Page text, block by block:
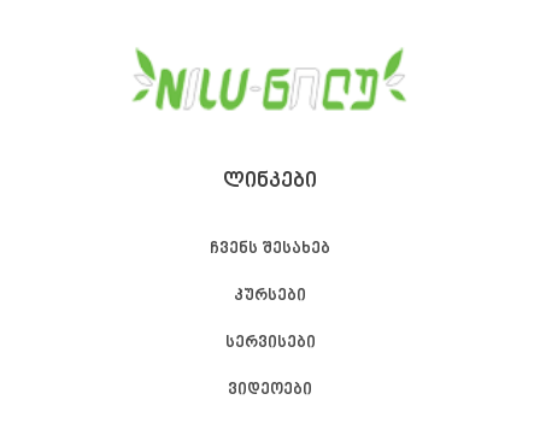
ᲚᲘᲜᲙᲔᲑᲘ
ჩვენს შესახებ
კურსები
სერვისები
ვიდეოები